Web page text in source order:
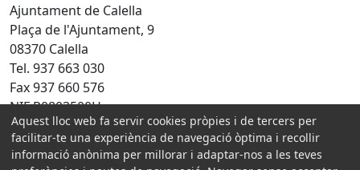
Ajuntament de Calella
Plaça de l'Ajuntament, 9
08370 Calella
Tel. 937 663 030
Fax 937 660 576
NIF P0803500H
Amb la col·laboració de:
Aquest lloc web fa servir cookies pròpies i de tercers per
facilitar-te una experiència de navegació òptima i recollir
informació anònima per millorar i adaptar-nos a les teves